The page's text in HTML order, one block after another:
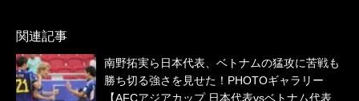
関連記事
南野拓実ら日本代表、ベトナムの猛攻に苦戦も
勝ち切る強さを見せた！PHOTOギャラリー
【AFCアジアカップ 日本代表vsベトナム代表